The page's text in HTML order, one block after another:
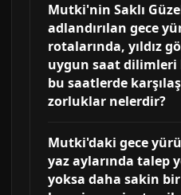
Mutki'nin Saklı
adlandırılan gece
rotalarında, yıldız
uygun saat
bu saatlerde
zorluklar nelerdir?
Mutki'daki gece
yaz aylarında talep
yoksa daha sakin